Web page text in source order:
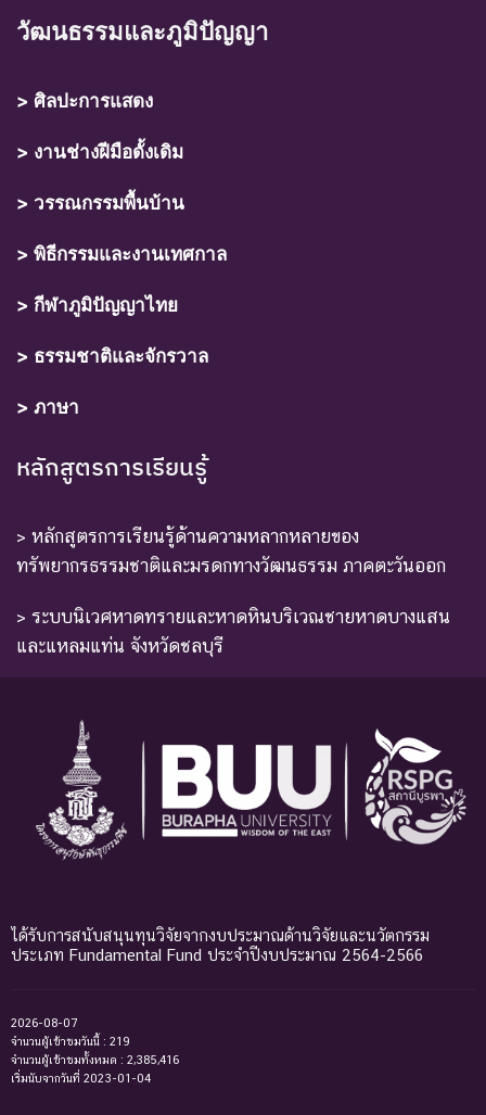
วัฒนธรรมและภูมิปัญญา
> ศิลปะการแสดง
> งานช่างฝีมือดั้งเดิม
> วรรณกรรมพื้นบ้าน
> พิธีกรรมและงานเทศกาล
> กีฬาภูมิปัญญาไทย
> ธรรมชาติและจักรวาล
> ภาษา
หลักสูตรการเรียนรู้
> หลักสูตรการเรียนรู้ด้านความหลากหลายของ
ทรัพยากรธรรมชาติและมรดกทางวัฒนธรรม ภาคตะวันออก
> ระบบนิเวศหาดทรายและหาดหินบริเวณชายหาดบางแสน
และแหลมแท่น จังหวัดชลบุรี
ได้รับการสนับสนุนทุนวิจัยจากงบประมาณด้านวิจัยและนวัตกรรม
ประเภท Fundamental Fund ประจำปีงบประมาณ 2564-2566
2026-08-07
จำนวนผู้เข้าชมวันนี้ : 219
จำนวนผู้เข้าชมทั้งหมด : 2,385,416
เริ่มนับจากวันที่ 2023-01-04